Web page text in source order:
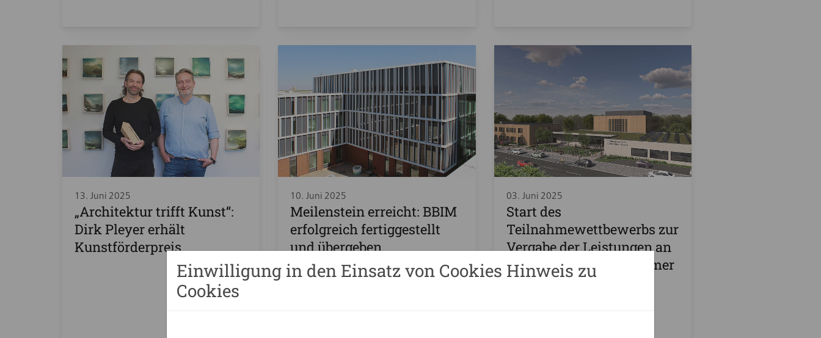
13. Juni 2025
„Architektur trifft Kunst“:
Dirk Pleyer erhält
Kunstförderpreis
10. Juni 2025
Meilenstein erreicht: BBIM
erfolgreich fertiggestellt
und übergeben
03. Juni 2025
Start des
Teilnahmewettbewerbs zur
Vergabe der Leistungen an
einen Generalunternehmer
im Projekt Neubau
Einwilligung in den Einsatz von Cookies Hinweis zu
Cookies